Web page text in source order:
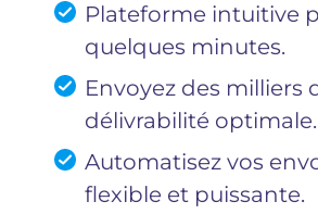
Plateforme intuitive
quelques minutes.
Envoyez des milliers
délivrabilité optimale.
Automatisez vos
flexible et puissante.